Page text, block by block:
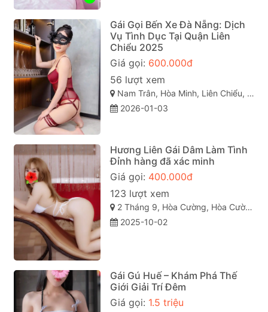
Gái Gọi Bến Xe Đà Nẵng: Dịch
Vụ Tình Dục Tại Quận Liên
Chiểu 2025
Giá gọi: 600.000đ
56 lượt xem
Nam Trân, Hòa Minh, Liên Chiểu, Đà Nẵng
2026-01-03
Hương Liên Gái Dâm Làm Tình
Đỉnh hàng đã xác minh
Giá gọi: 400.000đ
123 lượt xem
2 Tháng 9, Hòa Cường, Hòa Cường Bắc, Hải Châu, Đà Nẵng
2025-10-02
Gái Gú Huế – Khám Phá Thế
Giới Giải Trí Đêm
Giá gọi: 1.5 triệu